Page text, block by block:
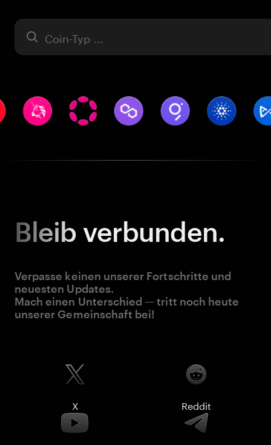
Asset
Bleib verbunden.
Verpasse keinen unserer Fortschritte und
neuesten Updates.
Mach einen Unterschied — tritt noch heute
unserer Gemeinschaft bei!
X Reddit